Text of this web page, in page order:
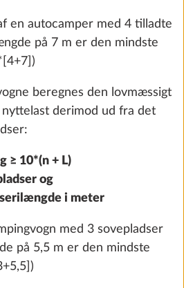
Tilføj
en autocamper med 4 tilladte
på 7 m er den mindste
beregnes den lovmæssigt
derimod ud fra det
≥ 10*(n + L)
og
i meter
med 3 sovepladser
på 5,5 m er den mindste